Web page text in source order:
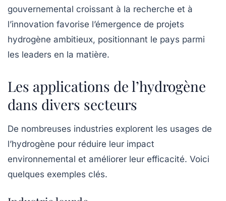
gouvernemental croissant à la recherche et à
l’innovation favorise l’émergence de projets
hydrogène ambitieux, positionnant le pays parmi
les leaders en la matière.
Les applications de l’hydrogène
dans divers secteurs
De nombreuses industries explorent les usages de
l’hydrogène pour réduire leur impact
environnemental et améliorer leur efficacité. Voici
quelques exemples clés.